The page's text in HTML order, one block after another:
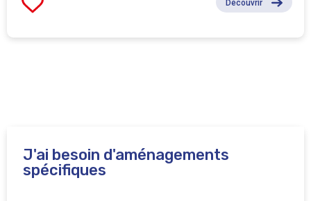
Découvrir
J'ai besoin d'aménagements
spécifiques